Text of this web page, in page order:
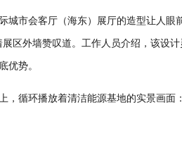
市会客厅（海东）展厅的造型让人眼
区外墙赞叹道。工作人员介绍，该设
优势。
循环播放着清洁能源基地的实景画面